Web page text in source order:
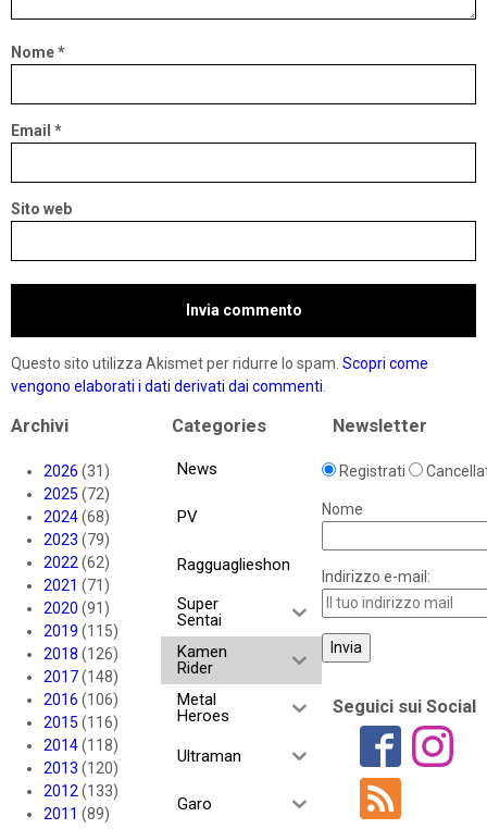
Nome*
Email *
Sito web
Questo sito utilizza Akismet per ridurre lo spam. Scopri come
vengono elaborati i dati derivati dai commenti.
Archivi
2026 (31)
2025 (72)
2024(68)
2023 (79)
2022(62)
2021 (71)
2020 (91)
2019 (115)
2018 (126)
2017(148)
2016 (106)
2015 (116)
2014(118)
2013 (120)
2012(133)
2011 (89)
Categories
News
PV
Ragguaglieshon
Super
Sentai
Kamen
Rider
Metal
Heroes
Ultraman
Garo
Newsletter
Registrati
Nome
Indirizzo e-mail:
Seguici sui Social